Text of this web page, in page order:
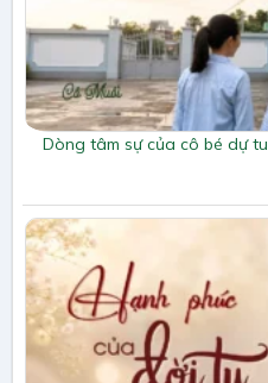
Dòng tâm sự của cô bé dự tu